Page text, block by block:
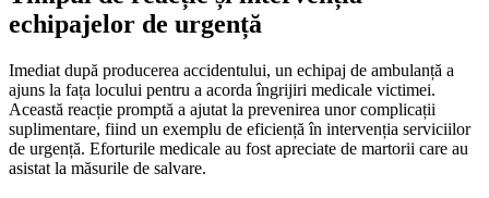
echipajelor de urgență
Imediat după producerea accidentului, un echipaj de ambulanță a
ajuns la fața locului pentru a acorda îngrijiri medicale victimei.
Această reacție promptă a ajutat la prevenirea unor complicații
suplimentare, fiind un exemplu de eficiență în intervenția serviciilor
de urgență. Eforturile medicale au fost apreciate de martorii care au
asistat la măsurile de salvare.